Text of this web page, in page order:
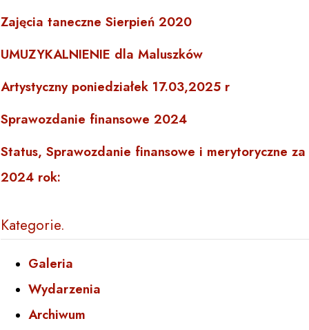
Zajęcia taneczne Sierpień 2020
UMUZYKALNIENIE dla Maluszków
Artystyczny poniedziałek 17.03,2025 r
Sprawozdanie finansowe 2024
Status, Sprawozdanie finansowe i merytoryczne za
2024 rok:
Kategorie
Galeria
Wydarzenia
Archiwum